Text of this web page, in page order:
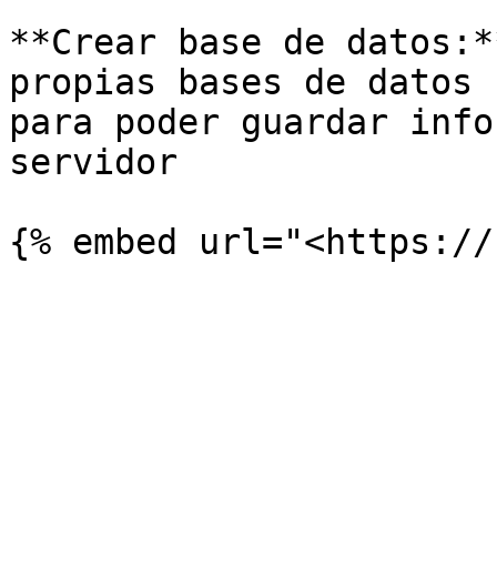
**Crear base de
propias bases de
para poder guardar
servidor